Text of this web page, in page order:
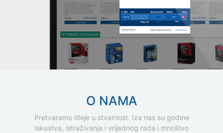
O NAMA
Pretvaramo ideje u stvarnost. Iza nas su godine
iskustva, istraživanja i vrijednog rada i mnoštvo